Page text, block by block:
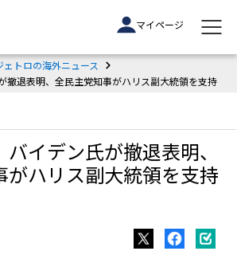
マイページ
トロの海外ニュース
撤退表明、全民主党知事がハリス副大統領を支持
イデン氏が撤退表明、
がハリス副大統領を支持